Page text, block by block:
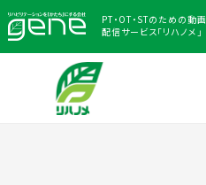
PT・OT・STのための動画
配信サービス「リハノメ」